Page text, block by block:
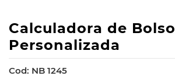
Calculadora de Bolso
Personalizada
Cod: NB 1245